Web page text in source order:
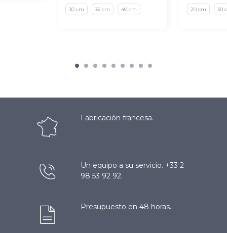
30 cm 35 cm 40 cm 20 cm 30
Fabricación francesa.
Un equipo a su servicio. +33 2
98 53 92 92.
Presupuesto en 48 horas.